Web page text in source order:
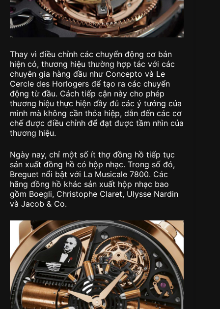
Thay vì điều chỉnh các chuyển động cơ bản
hiện có, thương hiệu thường hợp tác với các
chuyên gia hàng đầu như Concepto và Le
Cercle des Horlogers để tạo ra các chuyển
động từ đầu. Cách tiếp cận này cho phép
thương hiệu thực hiện đầy đủ các ý tưởng của
mình mà không cần thỏa hiệp, dẫn đến các cơ
chế được điều chỉnh để đạt được tầm nhìn của
thương hiệu.
Ngày nay, chỉ một số ít thợ đồng hồ tiếp tục
sản xuất đồng hồ có hộp nhạc. Trong số đó,
Breguet nổi bật với La Musicale 7800. Các
hãng đồng hồ khác sản xuất hộp nhạc bao
gồm Boegli, Christophe Claret, Ulysse Nardin
và Jacob & Co.